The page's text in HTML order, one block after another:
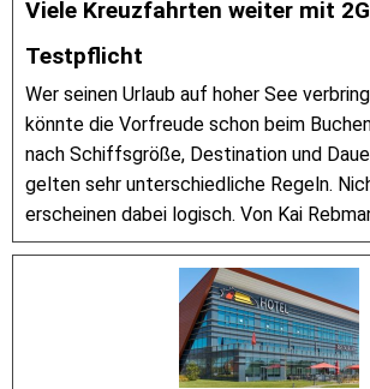
Viele Kreuzfahrten weiter mit
Testpflicht
Wer seinen Urlaub auf hoher See
könnte die Vorfreude schon beim
nach Schiffsgröße, Destination und
gelten sehr unterschiedliche Regeln.
erscheinen dabei logisch. Von Kai